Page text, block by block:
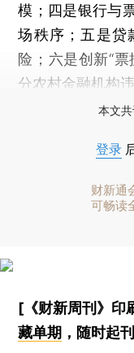
模；四是银行与
场秩序；五是贷
险；六是创新“
分农村金融机构
本文
登录
财新通
可畅读
[《财新周刊》印
藏单期 ，随时起